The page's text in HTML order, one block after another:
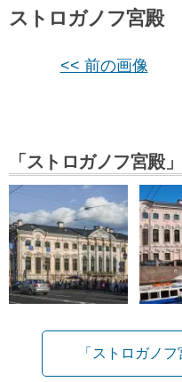
ストロガノフ宮殿
<< 前の画像
「ストロガノフ宮殿
「ストロガノ